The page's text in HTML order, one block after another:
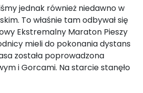
jednak również niedawno w
To właśnie tam odbywał się
Ekstremalny Maraton Pieszy
mieli do pokonania dystans
została poprowadzona
i Gorcami. Na starcie stanęło